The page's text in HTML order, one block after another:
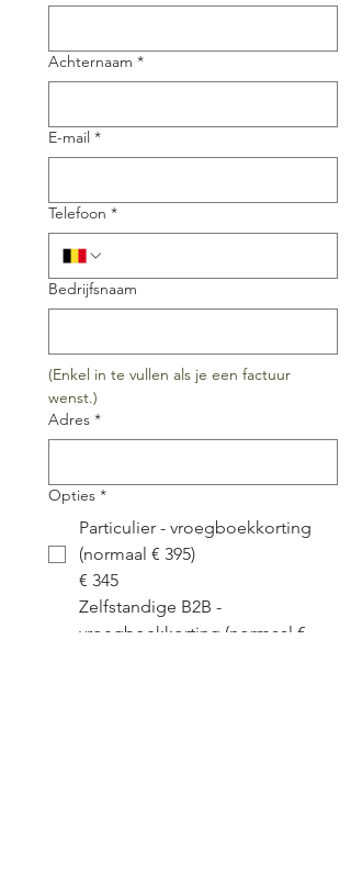
Achternaam *
E-mail *
Telefoon *
Bedrijfsnaam
(Enkel in te vullen als je een factuur
wenst.)
Adres *
Opties *
Particulier - vroegboekkorting
(normaal € 395)
€ 345
Zelfstandige B2B -
vroegboekkorting (normaal €